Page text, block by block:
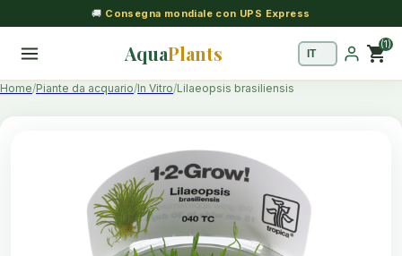
🚚 Consegna mondiale con UPS Express
AquaPlants shopping_cart(1)
Home Piante da acquario In Vitro Lilaeopsis brasiliensis